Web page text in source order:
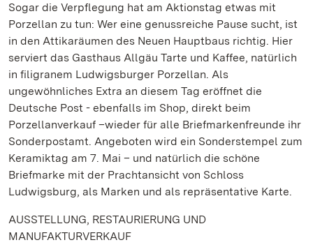
Sogar die Verpflegung hat am Aktionstag etwas mit
Porzellan zu tun: Wer eine genussreiche Pause sucht, ist
in den Attikaräumen des Neuen Hauptbaus richtig. Hier
serviert das Gasthaus Allgäu Tarte und Kaffee, natürlich
in filigranem Ludwigsburger Porzellan. Als
ungewöhnliches Extra an diesem Tag eröffnet die
Deutsche Post - ebenfalls im Shop, direkt beim
Porzellanverkauf –wieder für alle Briefmarkenfreunde ihr
Sonderpostamt. Angeboten wird ein Sonderstempel zum
Keramiktag am 7. Mai – und natürlich die schöne
Briefmarke mit der Prachtansicht von Schloss
Ludwigsburg, als Marken und als repräsentative Karte.
AUSSTELLUNG, RESTAURIERUNG UND
MANUFAKTURVERKAUF